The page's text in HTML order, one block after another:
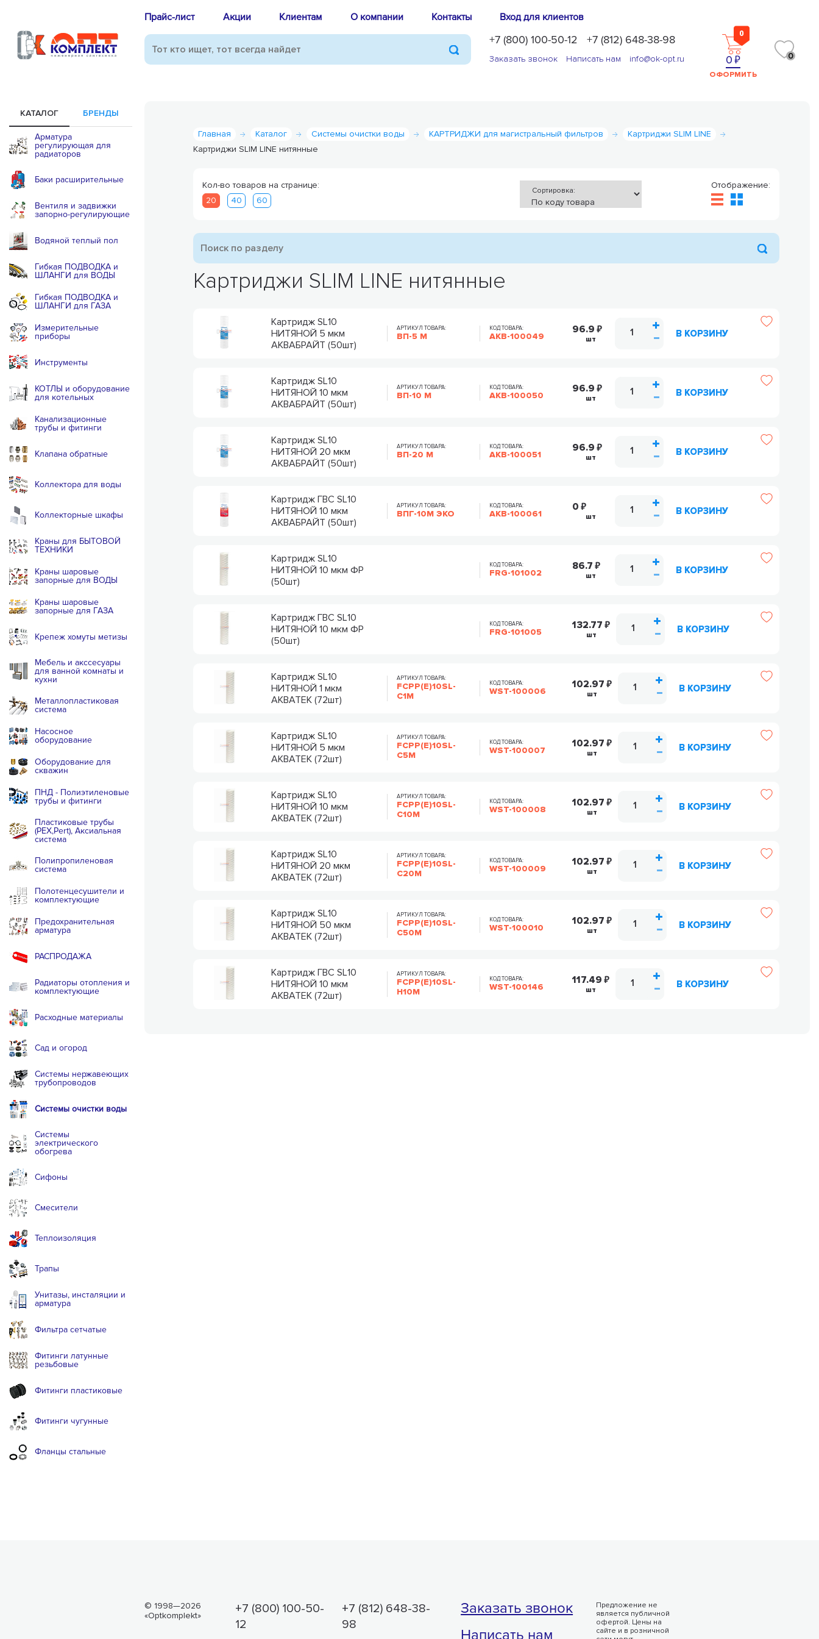
Прайс-лист Акции Клиентам О компании Контакты Вход для клиентов
+7 (800) 100-50-12 +7 (812) 648-38-98
Заказать звонок Написать нам info@ok-opt.ru
0
0
ОФОРМИТЬ
0
КАТАЛОГ БРЕНДЫ
Арматура
регулирующая для
радиаторов
Баки расширительные
Вентиля и задвижки
запорно-регулирующие
Водяной теплый пол
Гибкая ПОДВОДКА и
ШЛАНГИ для ВОДЫ
Гибкая ПОДВОДКА и
ШЛАНГИ для ГАЗА
Измерительные
приборы
Инструменты
КОТЛЫ и оборудование
для котельных
Канализационные
трубы и фитинги
Клапана обратные
Коллектора для воды
Коллекторные шкафы
Краны для БЫТОВОЙ
ТЕХНИКИ
Краны шаровые
запорные для ВОДЫ
Краны шаровые
запорные для ГАЗА
Крепеж хомуты метизы
Мебель и акссесуары
для ванной комнаты и
кухни
Металлопластиковая
система
Насосное
оборудование
Оборудование для
скважин
ПНД - Полиэтиленовые
трубы и фитинги
Пластиковые трубы
(PEX,Pert), Аксиальная
система
Полипропиленовая
система
Полотенцесушители и
комплектующие
Предохранительная
арматура
РАСПРОДАЖА
Радиаторы отопления и
комплектующие
Расходные материалы
Сад и огород
Системы нержавеющих
трубопроводов
Системы очистки воды
Системы
электрического
обогрева
Сифоны
Смесители
Теплоизоляция
Трапы
Унитазы, инсталяции и
арматура
Фильтра сетчатые
Фитинги латунные
резьбовые
Фитинги пластиковые
Фитинги чугунные
Фланцы стальные
Главная Каталог Системы очистки воды КАРТРИДЖИ для магистральный фильтров
Картриджи SLIM LINE
Картриджи SLIM LINE нитянные
Кол-во товаров на странице:
20
40 60
Сортировка:
Отображение:
Картриджи SLIM LINE нитянные
АРТИКУЛ ТОВАРА:
ВП-5 М
КОД ТОВАРА:
AKB-100049
Картридж SL10
НИТЯНОЙ 5 мкм
АКВАБРАЙТ (50шт)
96.9
шт
В КОРЗИНУ
АРТИКУЛ ТОВАРА:
ВП-10 М
КОД ТОВАРА:
AKB-100050
Картридж SL10
НИТЯНОЙ 10 мкм
АКВАБРАЙТ (50шт)
96.9
шт
В КОРЗИНУ
АРТИКУЛ ТОВАРА:
ВП-20 М
КОД ТОВАРА:
AKB-100051
Картридж SL10
НИТЯНОЙ 20 мкм
АКВАБРАЙТ (50шт)
96.9
шт
В КОРЗИНУ
АРТИКУЛ ТОВАРА:
ВПГ-10М ЭКО
КОД ТОВАРА:
AKB-100061
Картридж ГВС SL10
НИТЯНОЙ 10 мкм
АКВАБРАЙТ (50шт)
0
шт
В КОРЗИНУ
КОД ТОВАРА:
FRG-101002
Картридж SL10
НИТЯНОЙ 10 мкм ФР
(50шт)
86.7
шт
В КОРЗИНУ
КОД ТОВАРА:
FRG-101005
Картридж ГВС SL10
НИТЯНОЙ 10 мкм ФР
(50шт)
132.77
шт
В КОРЗИНУ
АРТИКУЛ ТОВАРА:
FCPP(E)10SL-
C1M
КОД ТОВАРА:
WST-100006
Картридж SL10
НИТЯНОЙ 1 мкм
АКВАТЕК (72шт)
102.97
шт
В КОРЗИНУ
АРТИКУЛ ТОВАРА:
FCPP(E)10SL-
C5M
КОД ТОВАРА:
WST-100007
Картридж SL10
НИТЯНОЙ 5 мкм
АКВАТЕК (72шт)
102.97
шт
В КОРЗИНУ
АРТИКУЛ ТОВАРА:
FCPP(E)10SL-
C10M
КОД ТОВАРА:
WST-100008
Картридж SL10
НИТЯНОЙ 10 мкм
АКВАТЕК (72шт)
102.97
шт
В КОРЗИНУ
АРТИКУЛ ТОВАРА:
FCPP(E)10SL-
C20M
КОД ТОВАРА:
WST-100009
Картридж SL10
НИТЯНОЙ 20 мкм
АКВАТЕК (72шт)
102.97
шт
В КОРЗИНУ
АРТИКУЛ ТОВАРА:
FCPP(E)10SL-
C50M
КОД ТОВАРА:
WST-100010
Картридж SL10
НИТЯНОЙ 50 мкм
АКВАТЕК (72шт)
102.97
шт
В КОРЗИНУ
АРТИКУЛ ТОВАРА:
FCPP(E)10SL-
H10M
КОД ТОВАРА:
WST-100146
Картридж ГВС SL10
НИТЯНОЙ 10 мкм
АКВАТЕК (72шт)
117.49
шт
В КОРЗИНУ
© 1998—2026
«Optkomplekt»
+7 (800) 100-50-
12
+7 (812) 648-38-
98
Заказать звонок
Написать нам
Предложение не
является публичной
офертой. Цены на
сайте и в розничной